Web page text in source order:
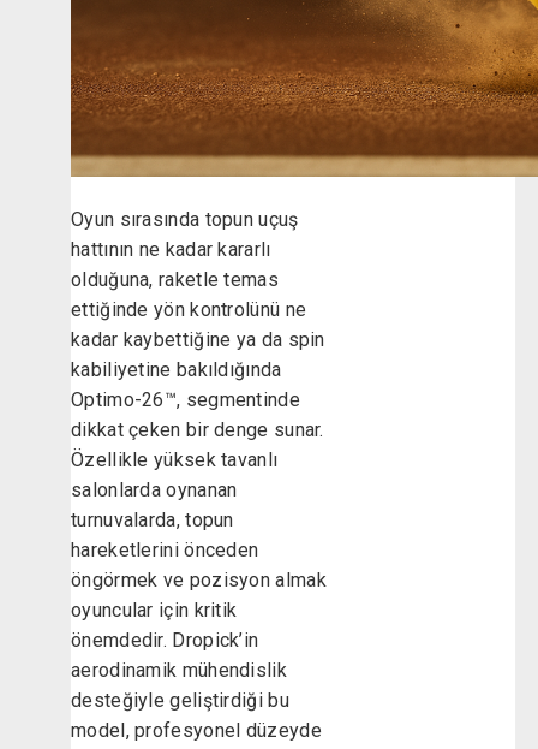
Oyun sırasında topun uçuş
hattının ne kadar kararlı
olduğuna, raketle temas
ettiğinde yön kontrolünü ne
kadar kaybettiğine ya da spin
kabiliyetine bakıldığında
Optimo-26™, segmentinde
dikkat çeken bir denge sunar.
Özellikle yüksek tavanlı
salonlarda oynanan
turnuvalarda, topun
hareketlerini önceden
öngörmek ve pozisyon almak
oyuncular için kritik
önemdedir. Dropick’in
aerodinamik mühendislik
desteğiyle geliştirdiği bu
model, profesyonel düzeyde